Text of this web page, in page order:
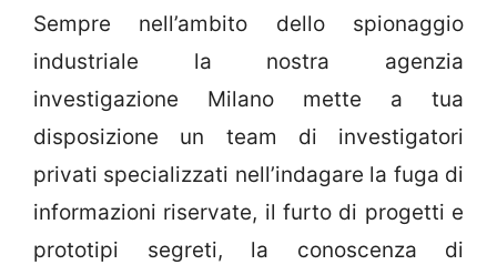
Sempre nell’ambito dello spionaggio
industriale la nostra agenzia
investigazione Milano mette a tua
disposizione un team di investigatori
privati specializzati nell’indagare la fuga di
informazioni riservate, il furto di progetti e
prototipi segreti, la conoscenza di